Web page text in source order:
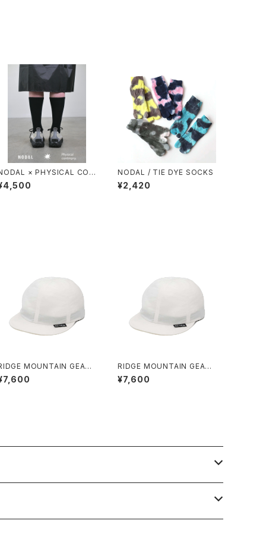
× PHYSICAL CON
NODAL / TIE DYE SOCKS
¥2,420
MOUNTAIN GEAR /
CAP EXTRA（2026）
RIDGE MOUNTAIN GEAR /
BASIC CAP（2026）
¥7,600